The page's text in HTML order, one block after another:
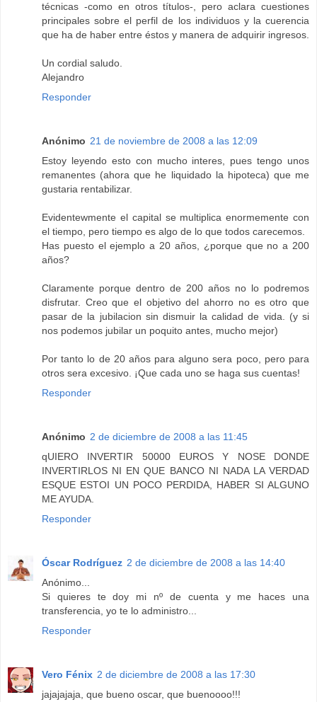
técnicas -como en otros títulos-, pero aclara cuestiones
principales sobre el perfil de los individuos y la cuerencia
que ha de haber entre éstos y manera de adquirir ingresos.
Un cordial saludo.
Alejandro
Responder
Anónimo 21 de noviembre de 2008 a las 12:09
Estoy leyendo esto con mucho interes, pues tengo unos
remanentes (ahora que he liquidado la hipoteca) que me
gustaria rentabilizar.
Evidentewmente el capital se multiplica enormemente con
el tiempo, pero tiempo es algo de lo que todos carecemos.
Has puesto el ejemplo a 20 años, ¿porque que no a 200
años?
Claramente porque dentro de 200 años no lo podremos
disfrutar. Creo que el objetivo del ahorro no es otro que
pasar de la jubilacion sin dismuir la calidad de vida. (y si
nos podemos jubilar un poquito antes, mucho mejor)
Por tanto lo de 20 años para alguno sera poco, pero para
otros sera excesivo. ¡Que cada uno se haga sus cuentas!
Responder
Anónimo 2 de diciembre de 2008 a las 11:45
qUIERO INVERTIR 50000 EUROS Y NOSE DONDE
INVERTIRLOS NI EN QUE BANCO NI NADA LA VERDAD
ESQUE ESTOI UN POCO PERDIDA, HABER SI ALGUNO
ME AYUDA.
Responder
Óscar Rodríguez 2 de diciembre de 2008 a las 14:40
Anónimo...
Si quieres te doy mi nº de cuenta y me haces una
transferencia, yo te lo administro...
Responder
Vero Fénix 2 de diciembre de 2008 a las 17:30
jajajajaja, que bueno oscar, que buenoooo!!!